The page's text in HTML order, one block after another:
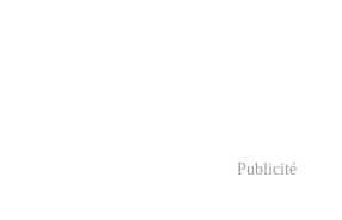
Publicité